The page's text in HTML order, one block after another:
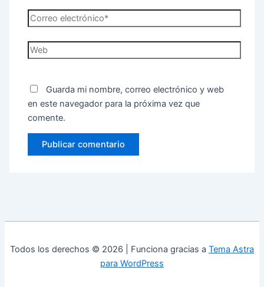
Correo
electrónico*
Web
Guarda mi nombre, correo electrónico y web
en este navegador para la próxima vez que
comente.
Todos los derechos © 2026 | Funciona gracias a Tema Astra
para WordPress